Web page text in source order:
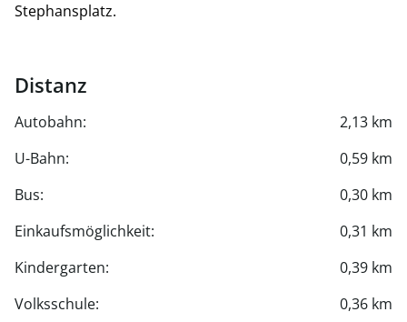
Stephansplatz.
Distanz
Autobahn:
2,13 km
U-Bahn:
0,59 km
Bus:
0,30 km
Einkaufsmöglichkeit:
0,31 km
Kindergarten:
0,39 km
Volksschule:
0,36 km